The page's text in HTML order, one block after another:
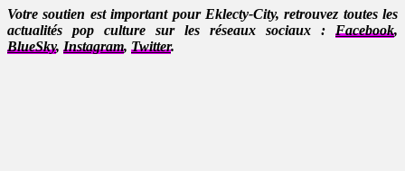
Votre soutien est important pour Eklecty-City, retrouvez toutes les
actualités pop culture sur les réseaux sociaux : Facebook,
BlueSky, Instagram, Twitter.